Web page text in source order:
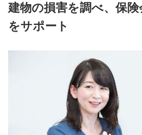
建物の損害を調べ、保
をサポート